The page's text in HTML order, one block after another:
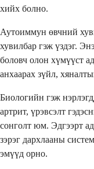
хийх болно.
Аутоиммун өвчний
хувилбар гэж үздэг.
боловч олон хүмүүст
анхаарах зүйл,
Биологийн гэж
артрит, үрэвсэлт
сонголт юм. Эдгээрт
зэрэг дархлааны
эмүүд орно.